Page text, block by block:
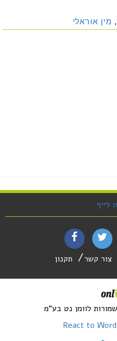
, מין אוראלי
צור קשר תקנון